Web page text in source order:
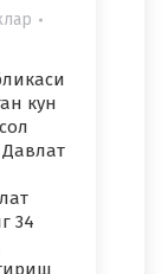
кун
34